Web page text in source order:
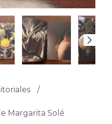
Margarita Solé